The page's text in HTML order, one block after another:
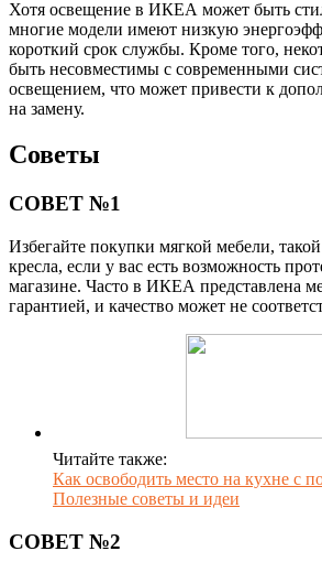
Хотя освещение в ИКЕА может быть
многие модели имеют низкую
короткий срок службы. Кроме того,
быть несовместимы с современными
освещением, что может привести к
на замену.
Советы
СОВЕТ №1
Избегайте покупки мягкой мебели,
кресла, если у вас есть возможность
магазине. Часто в ИКЕА представлена
гарантией, и качество может не
Читайте также:
Как освободить место на кухне
Полезные советы и идеи
СОВЕТ №2